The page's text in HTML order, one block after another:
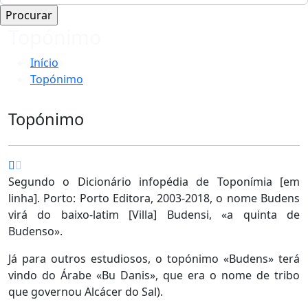
Início
Topónimo
Topónimo
Segundo o Dicionário infopédia de Toponímia [em
linha]. Porto: Porto Editora, 2003-2018, o nome Budens
virá do baixo-latim [Villa] Budensi, «a quinta de
Budenso».
Já para outros estudiosos, o topónimo «Budens» terá
vindo do Árabe «Bu Danis», que era o nome de tribo
que governou Alcácer do Sal).